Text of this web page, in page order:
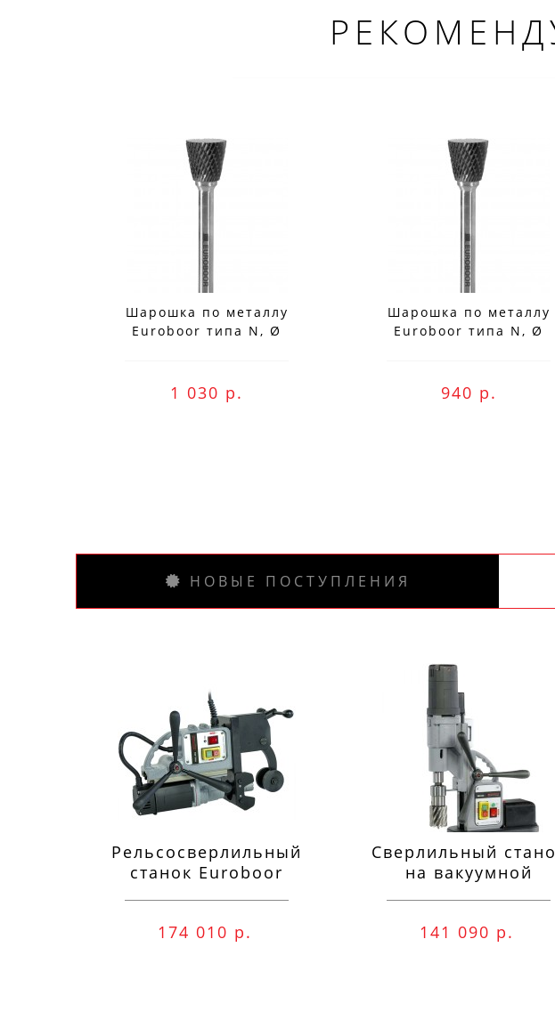
ДОБРО
В нашем
Шарошка по металлу
Euroboor типа N, Ø
1 030 р.
Шарошка по металлу
Euroboor типа N, Ø
940 р.
НОВЫЕ ПОСТУПЛЕНИЯ
Рельсосверлильный
станок Euroboor
174 010 р.
Сверлильный
на вакуумной
141 090 р.